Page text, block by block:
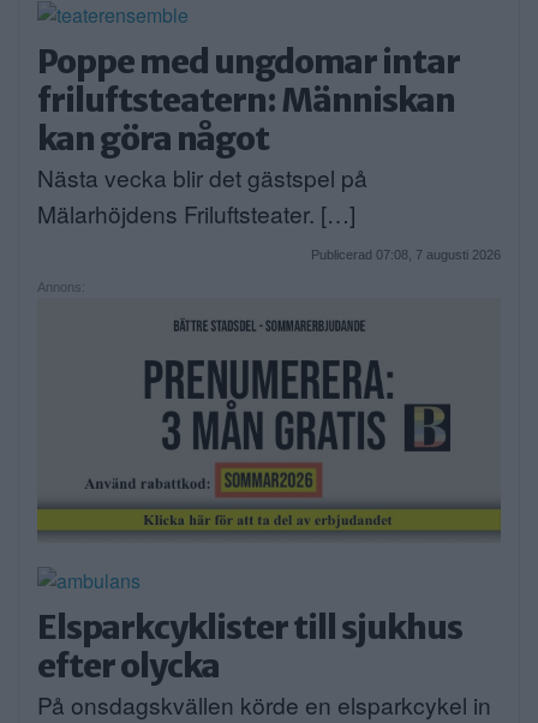
Poppe med ungdomar intar
friluftsteatern: Människan
kan göra något
Nästa vecka blir det gästspel på
Mälarhöjdens Friluftsteater. […]
Publicerad 07:08, 7 augusti 2026
Annons:
Elsparkcyklister till sjukhus
efter olycka
På onsdagskvällen körde en elsparkcykel in